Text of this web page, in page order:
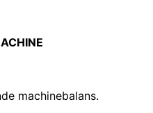
machinebalans.